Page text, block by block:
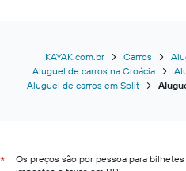
KAYAK.com.br Carros
Aluguel de carros na Croácia
Aluguel de carros em Split
*
Os preços são por pessoa para